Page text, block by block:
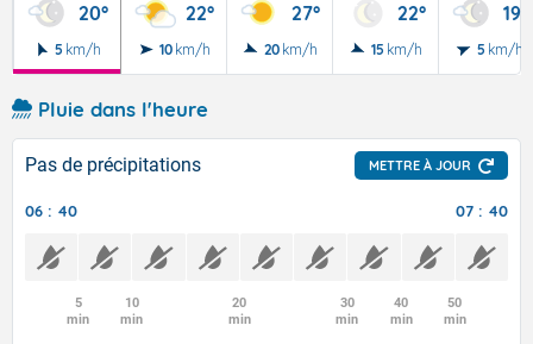
20°
5 km/h
22°
10 km/h
27°
20 km/h
22°
15 km/h
19°
5 km/h
Pluie dans l'heure
Pas de précipitations METTRE À JOUR
06 : 40 07 : 40
5
min
10
min
20
min
30
min
40
min
50
min